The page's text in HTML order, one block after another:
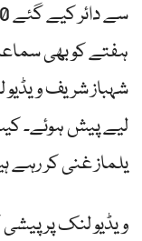
ہفتے کو بھی
شہباز شریف
لیے پیش ہوئے۔
یلماز غنی کر رہے
ویڈیو لنک پر